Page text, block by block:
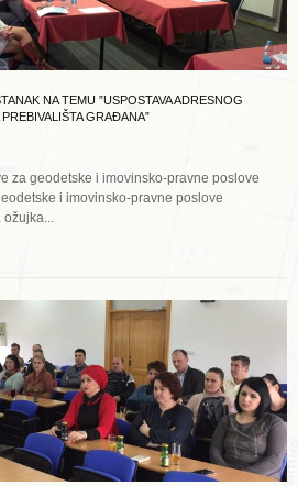
NA TEMU ”USPOSTAVA ADRESNOG
GRAĐANA”
za geodetske i imovinsko-pravne poslove
i imovinsko-pravne poslove
ožujka...
Opširnije ...